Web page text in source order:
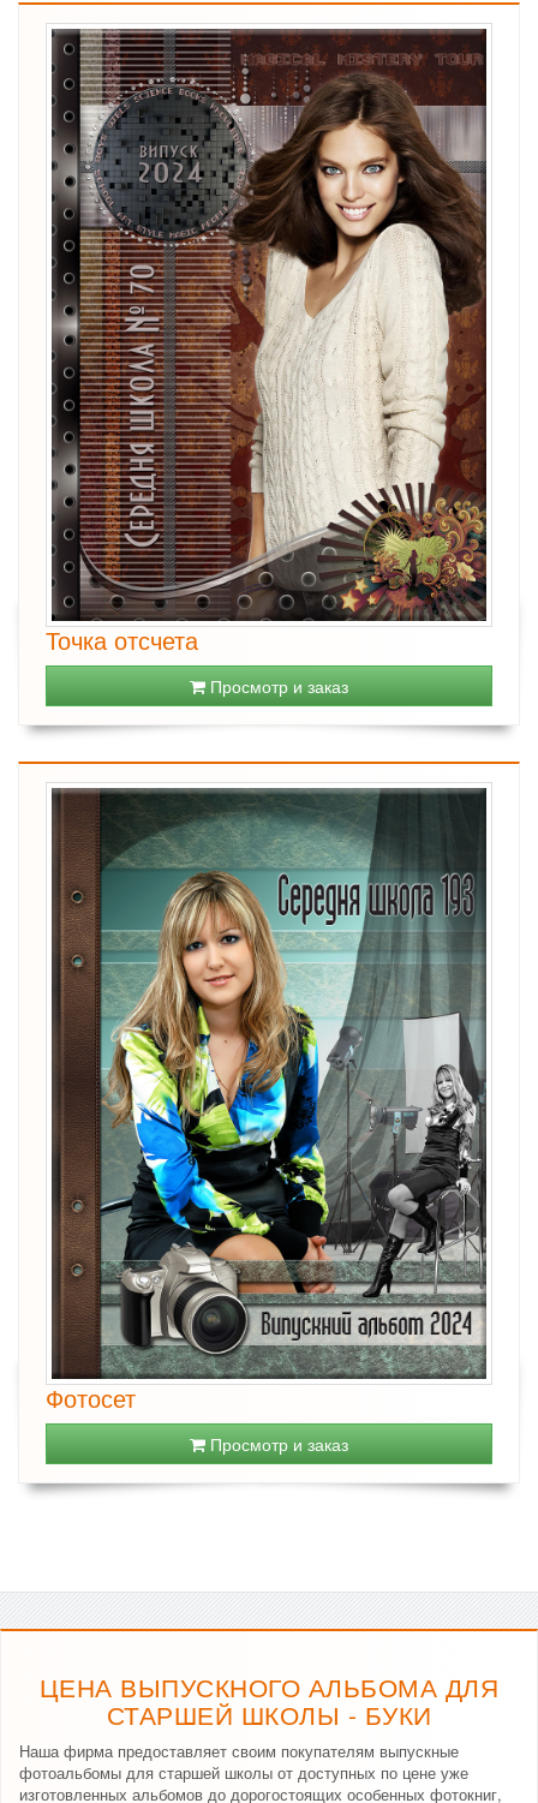
Точка отсчета
Просмотр и заказ
Фотосет
Просмотр и заказ
ЦЕНА ВЫПУСКНОГО АЛЬБОМА ДЛЯ
СТАРШЕЙ ШКОЛЫ - БУКИ
Наша фирма предоставляет своим покупателям выпускные
фотоальбомы для старшей школы от доступных по цене уже
изготовленных альбомов до дорогостоящих особенных фотокниг,